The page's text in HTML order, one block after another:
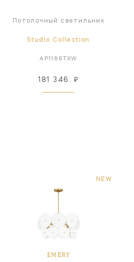
Потолочный светильник
Studio Collection
AP1186TXW
181 346 ₽
NEW
EMERY